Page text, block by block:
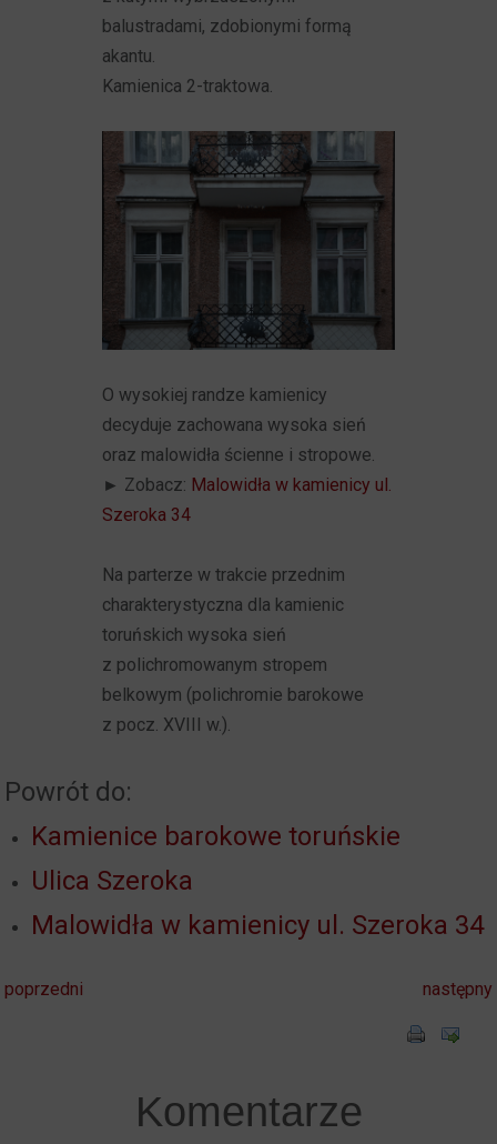
balustradami, zdobionymi formą
akantu.
Kamienica 2-traktowa.
O wysokiej randze kamienicy
decyduje zachowana wysoka sień
oraz malowidła ścienne i stropowe.
► Zobacz: Malowidła w kamienicy ul.
Szeroka 34
Na parterze w trakcie przednim
charakterystyczna dla kamienic
toruńskich wysoka sień
z polichromowanym stropem
belkowym (polichromie barokowe
z pocz. XVIII w.).
Powrót do:
Kamienice barokowe toruńskie
Ulica Szeroka
Malowidła w kamienicy ul. Szeroka 34
poprzedni następny
Komentarze